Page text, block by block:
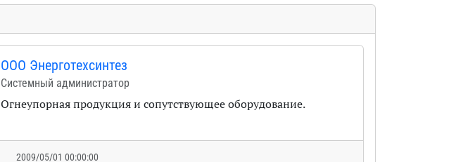
ООО Энерготехсинтез
Системный администратор
Огнеупорная продукция и сопутствующее оборудование.
2009/05/01 00:00:00